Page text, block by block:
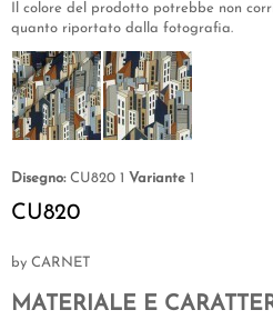
Il colore del prodotto potrebbe non
quanto riportato dalla fotografia.
Disegno: CU820 1 Variante 1
CU820
by CARNET
MATERIALE E